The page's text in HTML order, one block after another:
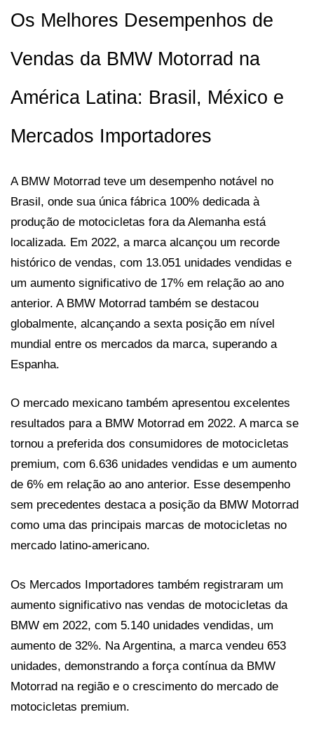
Os Melhores Desempenhos de
Vendas da BMW Motorrad na
América Latina: Brasil, México e
Mercados Importadores
A BMW Motorrad teve um desempenho notável no
Brasil, onde sua única fábrica 100% dedicada à
produção de motocicletas fora da Alemanha está
localizada. Em 2022, a marca alcançou um recorde
histórico de vendas, com 13.051 unidades vendidas e
um aumento significativo de 17% em relação ao ano
anterior. A BMW Motorrad também se destacou
globalmente, alcançando a sexta posição em nível
mundial entre os mercados da marca, superando a
Espanha.
O mercado mexicano também apresentou excelentes
resultados para a BMW Motorrad em 2022. A marca se
tornou a preferida dos consumidores de motocicletas
premium, com 6.636 unidades vendidas e um aumento
de 6% em relação ao ano anterior. Esse desempenho
sem precedentes destaca a posição da BMW Motorrad
como uma das principais marcas de motocicletas no
mercado latino-americano.
Os Mercados Importadores também registraram um
aumento significativo nas vendas de motocicletas da
BMW em 2022, com 5.140 unidades vendidas, um
aumento de 32%. Na Argentina, a marca vendeu 653
unidades, demonstrando a força contínua da BMW
Motorrad na região e o crescimento do mercado de
motocicletas premium.